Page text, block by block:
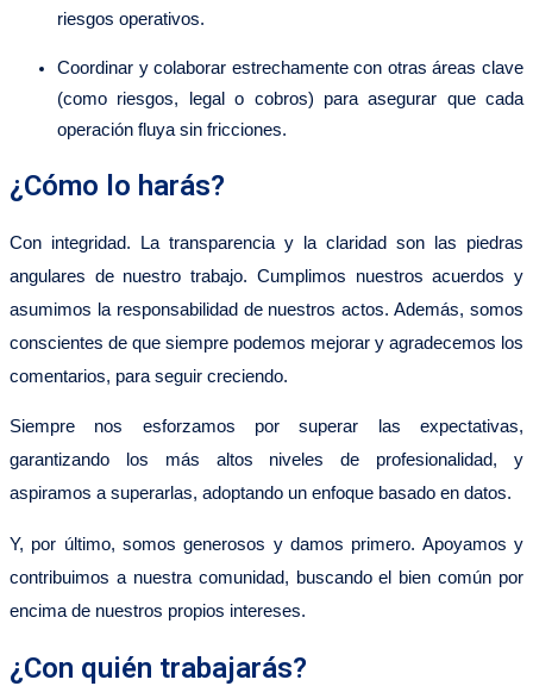
riesgos operativos.
Coordinar y colaborar estrechamente con otras áreas clave
(como riesgos, legal o cobros) para asegurar que cada
operación fluya sin fricciones.
¿Cómo lo harás?
Con integridad. La transparencia y la claridad son las piedras
angulares de nuestro trabajo. Cumplimos nuestros acuerdos y
asumimos la responsabilidad de nuestros actos. Además, somos
conscientes de que siempre podemos mejorar y agradecemos los
comentarios, para seguir creciendo.
Siempre nos esforzamos por superar las expectativas,
garantizando los más altos niveles de profesionalidad, y
aspiramos a superarlas, adoptando un enfoque basado en datos.
Y, por último, somos generosos y damos primero. Apoyamos y
contribuimos a nuestra comunidad, buscando el bien común por
encima de nuestros propios intereses.
¿Con quién trabajarás?